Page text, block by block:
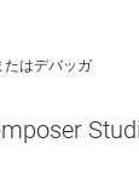
り時間と、オ
ード スイッチ
たはデバッガ